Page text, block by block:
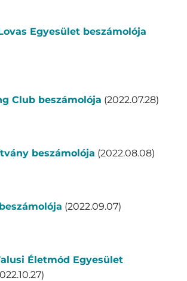
Egyesület beszámolója
Club beszámolója (2022.07.28)
beszámolója (2022.08.08)
(2022.09.07)
Életmód Egyesület